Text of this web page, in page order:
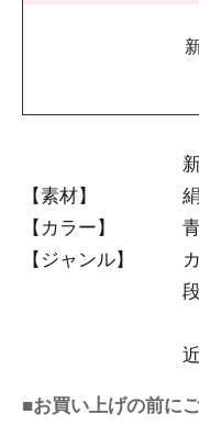
【素材】
絹
【カラー】
【ジャンル】
■お買い上げの前に